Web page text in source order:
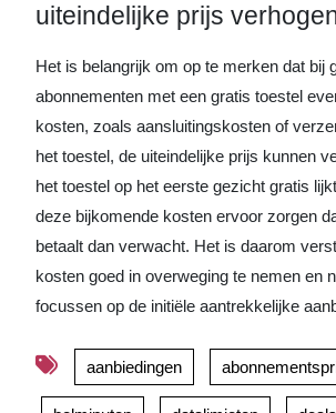
uiteindelijke prijs
Het is belangrijk om op te merken dat bij
abonnementen met een gratis toestel
kosten, zoals aansluitingskosten of
het toestel, de uiteindelijke prijs kunnen
het toestel op het eerste gezicht gratis
deze bijkomende kosten ervoor zorgen
betaalt dan verwacht. Het is daarom
kosten goed in overweging te nemen en
focussen op de initiële aantrekkelijke
aanbiedingen